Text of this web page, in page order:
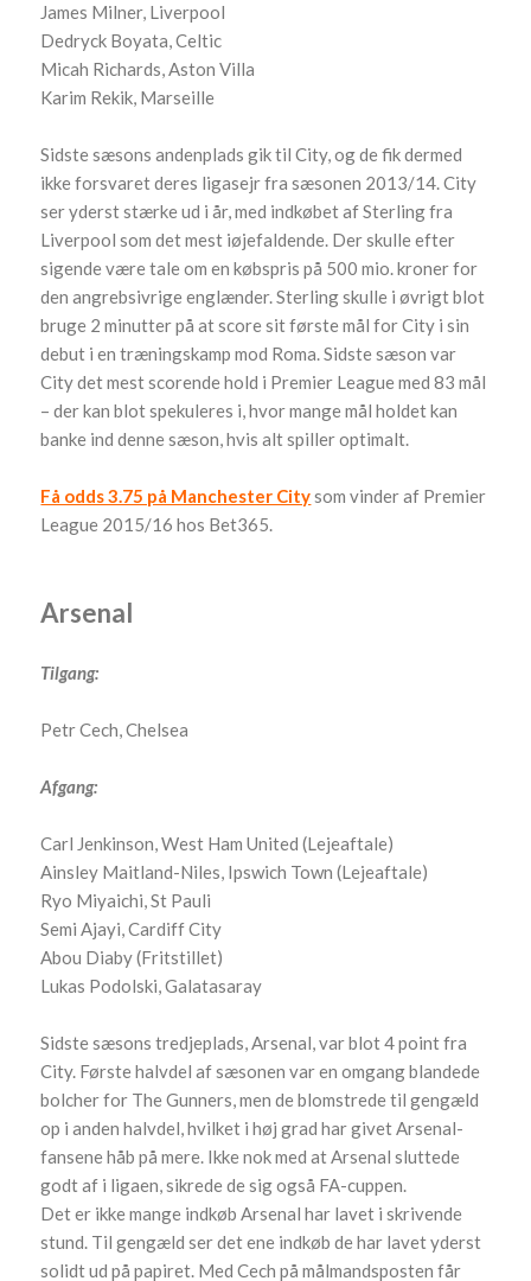
James Milner, Liverpool
Dedryck Boyata, Celtic
Micah Richards, Aston Villa
Karim Rekik, Marseille
Sidste sæsons andenplads gik til City, og de fik dermed
ikke forsvaret deres ligasejr fra sæsonen 2013/14. City
ser yderst stærke ud i år, med indkøbet af Sterling fra
Liverpool som det mest iøjefaldende. Der skulle efter
sigende være tale om en købspris på 500 mio. kroner for
den angrebsivrige englænder. Sterling skulle i øvrigt blot
bruge 2 minutter på at score sit første mål for City i sin
debut i en træningskamp mod Roma. Sidste sæson var
City det mest scorende hold i Premier League med 83 mål
– der kan blot spekuleres i, hvor mange mål holdet kan
banke ind denne sæson, hvis alt spiller optimalt.
Få odds 3.75 på Manchester Citysom vinder af Premier
League 2015/16 hos Bet365.
Arsenal
Tilgang:
Petr Cech, Chelsea
Afgang:
Carl Jenkinson, West Ham United (Lejeaftale)
Ainsley Maitland-Niles, Ipswich Town (Lejeaftale)
Ryo Miyaichi, St Pauli
Semi Ajayi, Cardiff City
Abou Diaby (Fritstillet)
Lukas Podolski, Galatasaray
Sidste sæsons tredjeplads, Arsenal, var blot 4 point fra
City. Første halvdel af sæsonen var en omgang blandede
bolcher for The Gunners, men de blomstrede til gengæld
op i anden halvdel, hvilket i høj grad har givet Arsenal-
fansene håb på mere. Ikke nok med at Arsenal sluttede
godt af i ligaen, sikrede de sig også FA-cuppen.
Det er ikke mange indkøb Arsenal har lavet i skrivende
stund. Til gengæld ser det ene indkøb de har lavet yderst
solidt ud på papiret. Med Cech på målmandsposten får